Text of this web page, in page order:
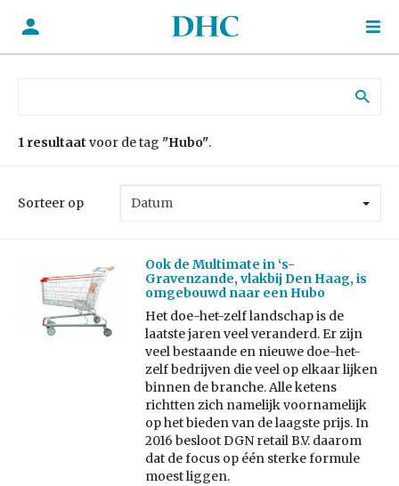
1 resultaat voor de tag "Hubo".
Sorteer op
Ook de Multimate in ‘s-
Gravenzande, vlakbij Den Haag, is
omgebouwd naar een Hubo
Het doe-het-zelf landschap is de
laatste jaren veel veranderd. Er zijn
veel bestaande en nieuwe doe-het-
zelf bedrijven die veel op elkaar lijken
binnen de branche. Alle ketens
richtten zich namelijk voornamelijk
op het bieden van de laagste prijs. In
2016 besloot DGN retail B.V. daarom
dat de focus op één sterke formule
moest liggen.